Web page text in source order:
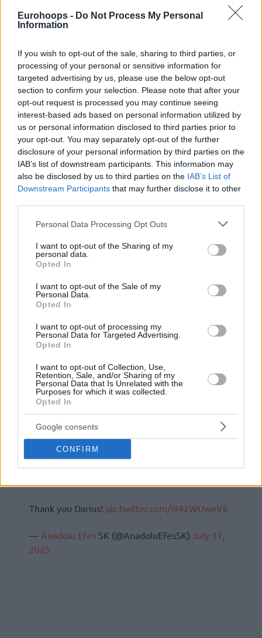
Eurohoops - Do Not Process My Personal
Information
If you wish to opt-out of the sale, sharing to third parties, or
processing of your personal or sensitive information for
targeted advertising by us, please use the below opt-out
section to confirm your selection. Please note that after your
opt-out request is processed you may continue seeing
interest-based ads based on personal information utilized by
us or personal information disclosed to third parties prior to
your opt-out. You may separately opt-out of the further
disclosure of your personal information by third parties on the
IAB’s list of downstream participants. This information may
also be disclosed by us to third parties on the IAB’s List of
Downstream Participants that may further disclose it to other
Please note that this website/app uses one or more Google
not limited to your visit or usage behaviour. You may click to
grant or deny consent to Google and its third-party tags to
use your data for below specified purposes in below Google
consent section.
Personal Data Processing Opt Outs
I want to opt-out of the Sharing of my
personal data.
Opted In
I want to opt-out of the Sale of my
Personal Data.
Opted In
I want to opt-out of processing my
Personal Data for Targeted Advertising.
Opted In
I want to opt-out of Collection, Use,
Retention, Sale, and/or Sharing of my
Personal Data that Is Unrelated with the
Purposes for which it was collected.
Opted In
Google consents
CONFIRM
sözleşmemizi karşılıklı olarak feshetmiş
bulunuyoruz.
Kendisine formamız altında vermiş olduğu
mücadele için teşekkür eder, bundan sonraki
kariyerinde başarılar dileriz.
Thank you Darius! pic.twitter.com/i942WUweVb
— Anadolu Efes SK (@AnadoluEfesSK) July 11,
2025